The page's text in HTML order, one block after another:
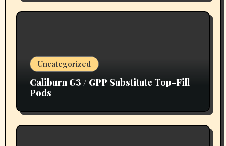
Uncategorized
Caliburn G3 / GPP Substitute Top-Fill
Pods